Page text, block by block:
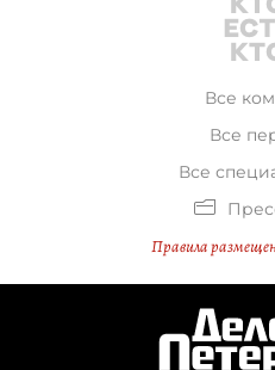
Все
Все
Все
Правила